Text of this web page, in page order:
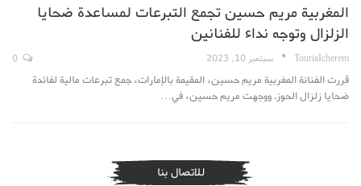
المغربية مريم حسين تجمع التبرعات لمساعدة ضحايا
الزلزال وتوجه نداء للفنانين
TouriaIcherem سبتمبر 10, 2023
قررت الفنانة المغربية مريم حسين، المقيمة بالإمارات، جمع تبرعات مالية لفائدة
ضحايا زلزال الحوز. ووجهت مريم حسين، في…
للاتصال بنا